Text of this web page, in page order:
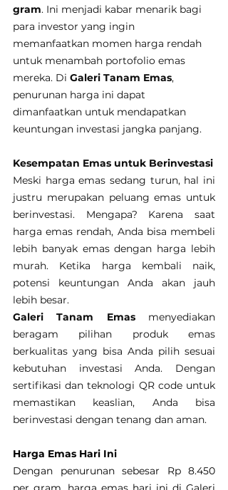
gram. Ini menjadi kabar menarik bagi
para investor yang ingin
memanfaatkan momen harga rendah
untuk menambah portofolio emas
mereka. Di Galeri Tanam Emas,
penurunan harga ini dapat
dimanfaatkan untuk mendapatkan
keuntungan investasi jangka panjang.
Kesempatan Emas untuk Berinvestasi
Meski harga emas sedang turun, hal ini
justru merupakan peluang emas untuk
berinvestasi. Mengapa? Karena saat
harga emas rendah, Anda bisa membeli
lebih banyak emas dengan harga lebih
murah. Ketika harga kembali naik,
potensi keuntungan Anda akan jauh
lebih besar.
Galeri Tanam Emas menyediakan
beragam pilihan produk emas
berkualitas yang bisa Anda pilih sesuai
kebutuhan investasi Anda. Dengan
sertifikasi dan teknologi QR code untuk
memastikan keaslian, Anda bisa
berinvestasi dengan tenang dan aman.
Harga Emas Hari Ini
Dengan penurunan sebesar Rp 8.450